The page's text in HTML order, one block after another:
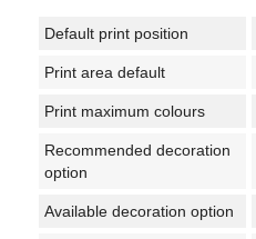
Default print position
Print area default
Print maximum colours
Recommended decoration
option
Available decoration option